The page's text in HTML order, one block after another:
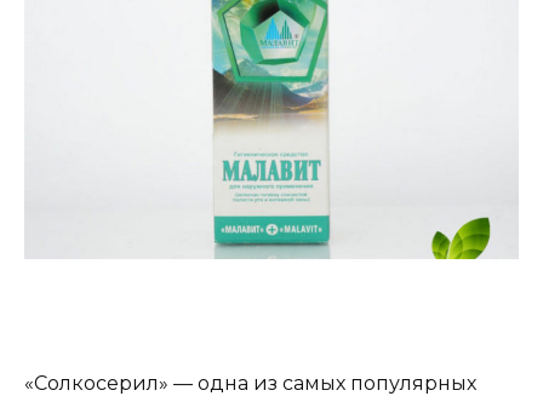
«Солкосерил» — одна из самых популярных